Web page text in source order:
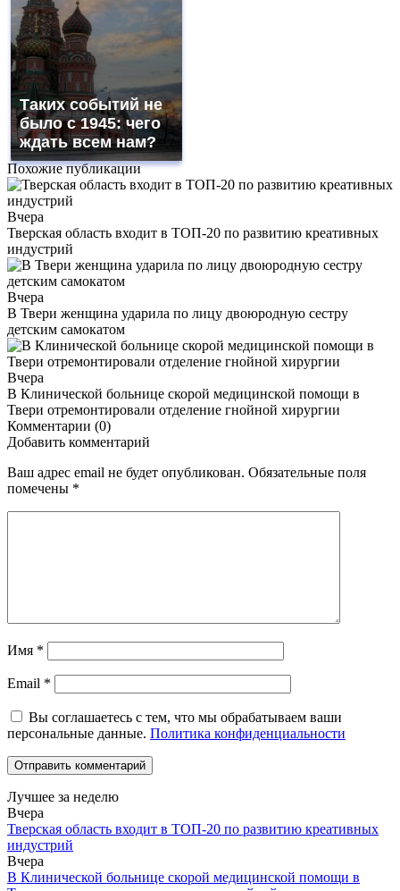
Таких событий не
было с 1945: чего
ждать всем нам?
Похожие публикации
Вчера
Тверская область входит в ТОП-20 по развитию креативных
индустрий
Вчера
В Твери женщина ударила по лицу двоюродную сестру
детским самокатом
Вчера
В Клинической больнице скорой медицинской помощи в
Твери отремонтировали отделение гнойной хирургии
Комментарии (0)
Добавить комментарий
Ваш адрес email не будет опубликован. Обязательные поля
помечены *
Имя *
Email *
Вы соглашаетесь с тем, что мы обрабатываем ваши
персональные данные. Политика конфиденциальности
Лучшее за неделю
Вчера
Тверская область входит в ТОП-20 по развитию креативных
индустрий
Вчера
В Клинической больнице скорой медицинской помощи в